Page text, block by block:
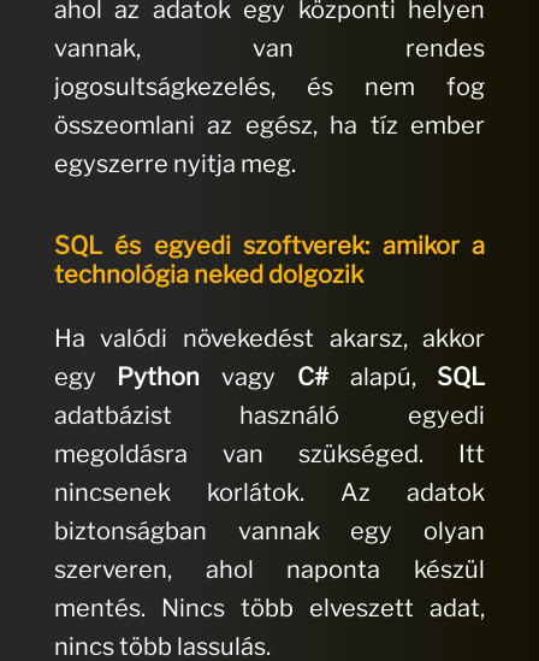
ahol az adatok egy központi helyen
vannak, van rendes
jogosultságkezelés, és nem fog
összeomlani az egész, ha tíz ember
egyszerre nyitja meg.
SQL és egyedi szoftverek: amikor a
technológia neked dolgozik
Ha valódi növekedést akarsz, akkor
egy Python vagy C#alapú, SQL
adatbázist használó egyedi
megoldásra van szükséged. Itt
nincsenek korlátok. Az adatok
biztonságban vannak egy olyan
szerveren, ahol naponta készül
mentés. Nincs több elveszett adat,
nincs több lassulás.